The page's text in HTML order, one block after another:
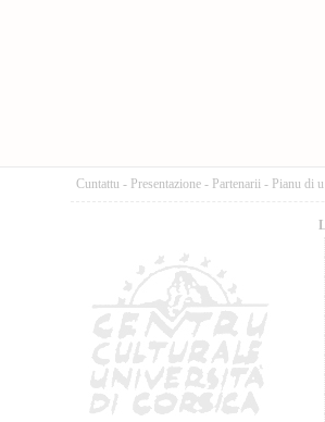
Cuntattu - Presentazione - Partenarii - Pianu di